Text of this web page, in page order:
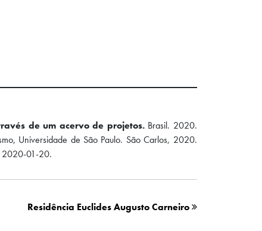
de um acervo de projetos.Brasil. 2020.
Universidade de São Paulo. São Carlos, 2020.
2020-01-20.
Residência Euclides Augusto Carneiro